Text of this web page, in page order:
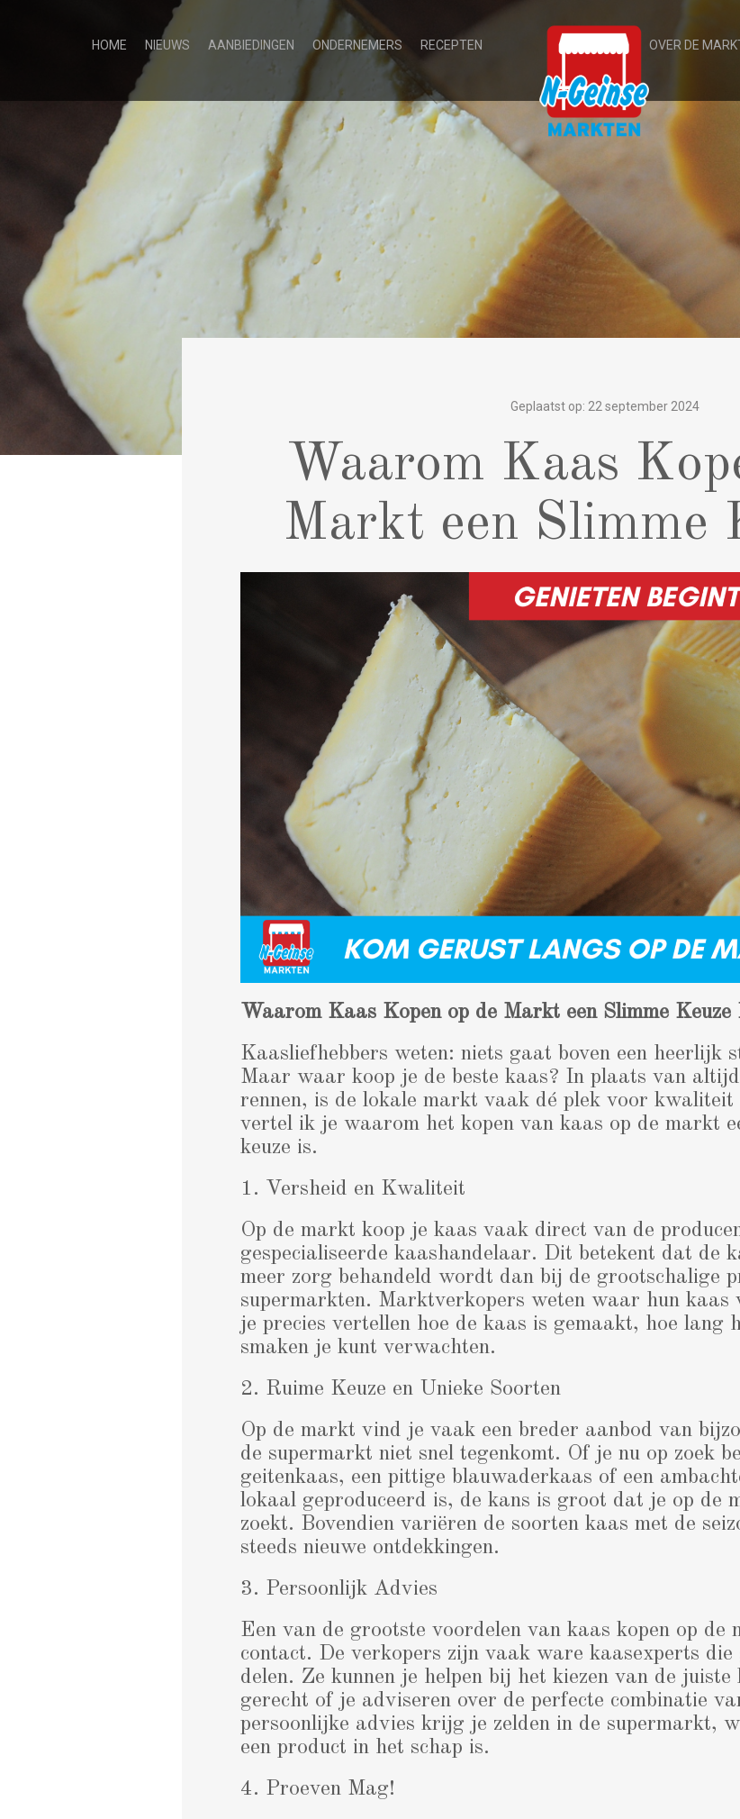
HOME NIEUWS AANBIEDINGEN ONDERNEMERS RECEPTEN OVER DE
Geplaatst op: 22 september 2024
Waarom Kaas
Markt een Slimme
Waarom Kaas Kopen op de Markt een Slimme Keuze
Kaasliefhebbers weten: niets gaat boven een heerlijk
Maar waar koop je de beste kaas? In plaats van
rennen, is de lokale markt vaak dé plek voor kwaliteit
vertel ik je waarom het kopen van kaas op de markt
keuze is.
1. Versheid en Kwaliteit
Op de markt koop je kaas vaak direct van de
gespecialiseerde kaashandelaar. Dit betekent dat de
meer zorg behandeld wordt dan bij de grootschalige
supermarkten. Marktverkopers weten waar hun kaas
je precies vertellen hoe de kaas is gemaakt, hoe lang
smaken je kunt verwachten.
2. Ruime Keuze en Unieke Soorten
Op de markt vind je vaak een breder aanbod van
de supermarkt niet snel tegenkomt. Of je nu op zoek
geitenkaas, een pittige blauwaderkaas of een
lokaal geproduceerd is, de kans is groot dat je op de
zoekt. Bovendien variëren de soorten kaas met de
steeds nieuwe ontdekkingen.
3. Persoonlijk Advies
Een van de grootste voordelen van kaas kopen op de
contact. De verkopers zijn vaak ware kaasexperts
delen. Ze kunnen je helpen bij het kiezen van de juiste
gerecht of je adviseren over de perfecte combinatie
persoonlijke advies krijg je zelden in de supermarkt,
een product in het schap is.
4. Proeven Mag!